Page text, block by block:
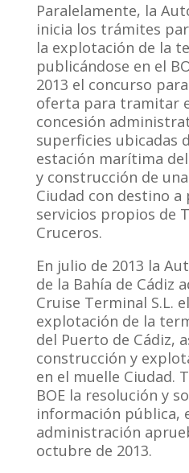
Paralelamente, la
inicia los trámites
la explotación de la
publicándose en el
2013 el concurso
oferta para tramitar
concesión
superficies ubicadas
estación marítima
y construcción de
Ciudad con destino a
servicios propios de
Cruceros.
En julio de 2013 la
de la Bahía de Cádiz
Cruise Terminal S.L.
explotación de la
del Puerto de Cádiz,
construcción y
en el muelle Ciudad.
BOE la resolución y
información pública,
administración
octubre de 2013.